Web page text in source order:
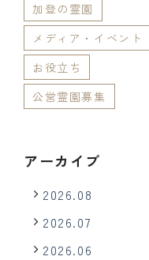
加登の霊園
メディア・イベント
お役立ち
公営霊園募集
アーカイブ
2026.08
2026.07
2026.06